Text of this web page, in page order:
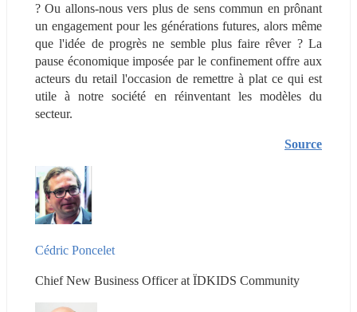
? Ou allons-nous vers plus de sens commun en prônant
un engagement pour les générations futures, alors même
que l'idée de progrès ne semble plus faire rêver ? La
pause économique imposée par le confinement offre aux
acteurs du retail l'occasion de remettre à plat ce qui est
utile à notre société en réinventant les modèles du
secteur.
Source
Cédric Poncelet
Chief New Business Officer at ÏDKIDS Community